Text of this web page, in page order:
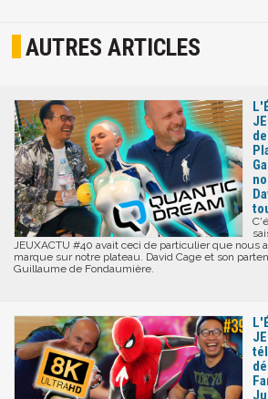
AUTRES ARTICLES
JEUXACTU #40 avait ceci de particulier que nous
marque sur notre plateau. David Cage et son
Guillaume de Fondaumière.